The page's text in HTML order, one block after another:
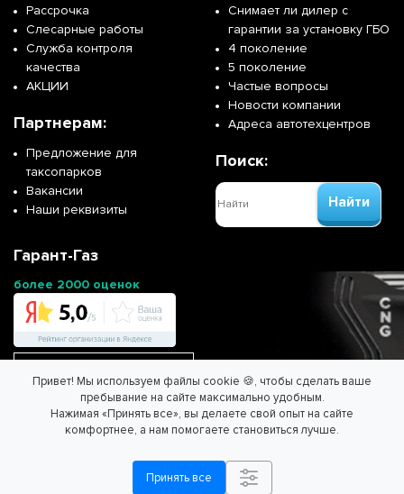
Привет! Мы используем файлы cookie 🍪, чтобы сделать ваше
пребывание на сайте максимально удобным.
Нажимая «Принять все», вы делаете свой опыт на сайте
комфортнее, а нам помогаете становиться лучше.
Принять все
Рассрочка
Слесарные работы
Служба контроля
качества
АКЦИИ
Партнерам:
Предложение для
таксопарков
Вакансии
Наши реквизиты
Снимает ли дилер с
гарантии за установку ГБО
4 поколение
5 поколение
Частые вопросы
Новости компании
Адреса автотехцентров
Поиск:
Найти
Гарант-Газ
более 2000 оценок
ООО "ГАРАНТ-ГАЗ" - Спасем планету вместе!
Согласие на обработку персональных данных/
обработки персональных данных.